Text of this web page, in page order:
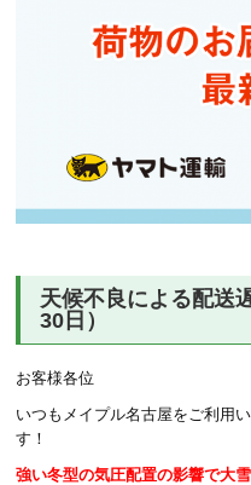
天候不良による配送
30日）
お客様各位
いつもメイプル名古屋をご利用
す！
強い冬型の気圧配置の影響で大